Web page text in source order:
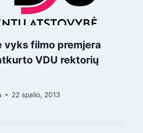
vyks filmo premjera
VDU rektorių
22 spalio, 2013